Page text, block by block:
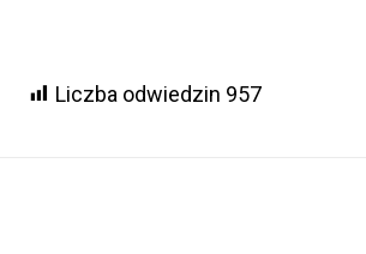
Liczba odwiedzin 957